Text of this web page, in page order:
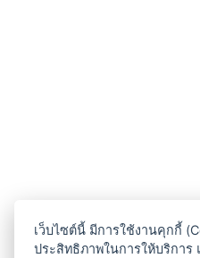
เว็บไซต์นี้ มีการใช้งานคุกกี้
ประสิทธิภาพในการให้บริการ